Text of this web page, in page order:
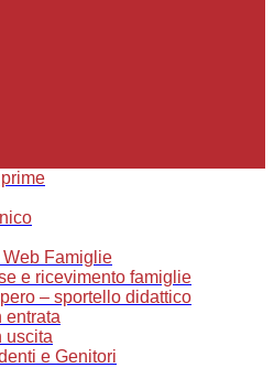
Famiglie
e ricevimento famiglie
– sportello didattico
entrata
uscita
e Genitori